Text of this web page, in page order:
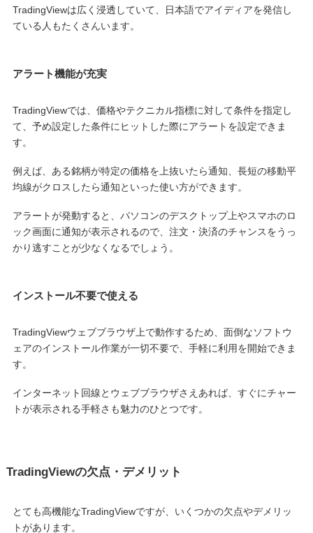
TradingViewは広く浸透していて、日本語でアイディアを発信し
ている人もたくさんいます。
アラート機能が充実
TradingViewでは、価格やテクニカル指標に対して条件を指定し
て、予め設定した条件にヒットした際にアラートを設定できま
す。
例えば、ある銘柄が特定の価格を上抜いたら通知、長短の移動平
均線がクロスしたら通知といった使い方ができます。
アラートが発動すると、パソコンのデスクトップ上やスマホのロ
ック画面に通知が表示されるので、注文・決済のチャンスをうっ
かり逃すことが少なくなるでしょう。
インストール不要で使える
TradingViewウェブブラウザ上で動作するため、面倒なソフトウ
ェアのインストール作業が一切不要で、手軽に利用を開始できま
す。
インターネット回線とウェブブラウザさえあれば、すぐにチャー
トが表示される手軽さも魅力のひとつです。
TradingViewの欠点・デメリット
とても高機能なTradingViewですが、いくつかの欠点やデメリッ
トがあります。